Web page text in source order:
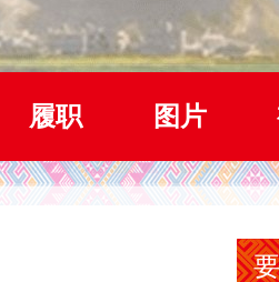
履职 图片